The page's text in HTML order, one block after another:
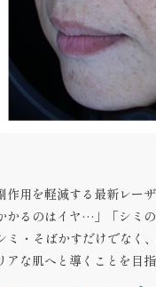
用を軽減する最新レー
かるのはイヤ…」「シミ
・そばかすだけでなく
アな肌へと導くことを目